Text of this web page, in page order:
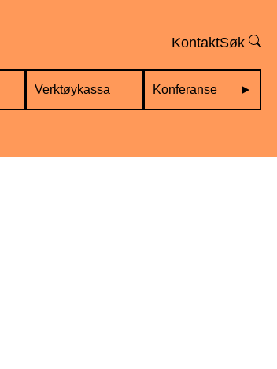
KontaktSøk
Verktøykassa Konferanse